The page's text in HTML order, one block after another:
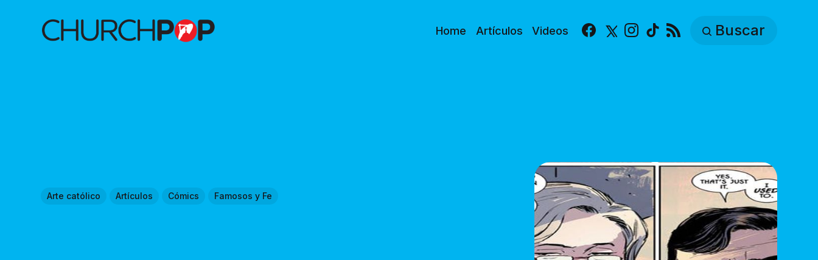
Home Artículos Videos Facebook
X Instagram
TikTok Buscar
Arte católico Artículos Cómics Famosos y Fe